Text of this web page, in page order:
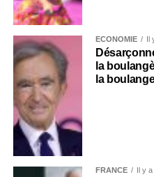
ECONOMIE Il
la
la
FRANCE Il y